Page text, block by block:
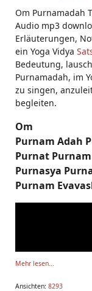
Om Purnamadah
Audio mp3
Erläuterungen,
ein Yoga Vidya
Bedeutung,
Purnamadah, im
zu singen,
begleiten.
Om
Purnam Adah
Purnat
Purnasya
Purnam
Mehr lesen...
Ansichten: 8293